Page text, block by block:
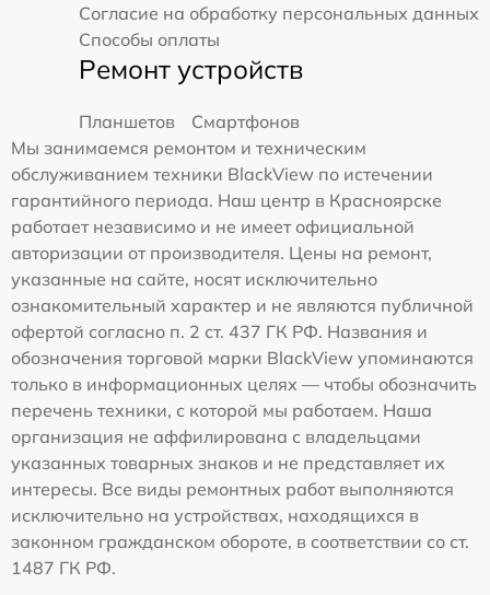
Согласие на обработку персональных данных
Способы оплаты
Ремонт устройств
Планшетов
Смартфонов
Мы занимаемся ремонтом и техническим
обслуживанием техники BlackView по истечении
гарантийного периода. Наш центр в Красноярске
работает независимо и не имеет официальной
авторизации от производителя. Цены на ремонт,
указанные на сайте, носят исключительно
ознакомительный характер и не являются публичной
офертой согласно п. 2 ст. 437 ГК РФ. Названия и
обозначения торговой марки BlackView упоминаются
только в информационных целях — чтобы обозначить
перечень техники, с которой мы работаем. Наша
организация не аффилирована с владельцами
указанных товарных знаков и не представляет их
интересы. Все виды ремонтных работ выполняются
исключительно на устройствах, находящихся в
законном гражданском обороте, в соответствии со ст.
1487 ГК РФ.